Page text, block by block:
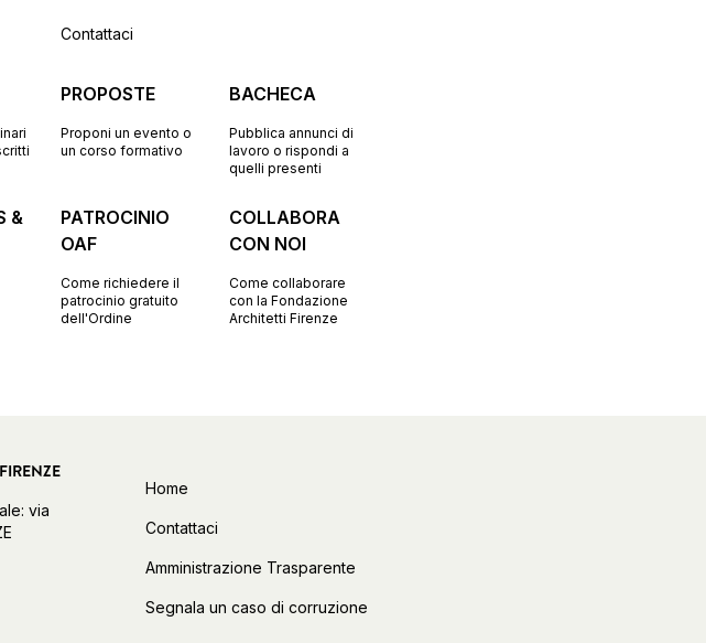
Contattaci
PROPOSTE
Proponi un evento o
un corso formativo
BACHECA
Pubblica annunci di
lavoro o rispondi a
quelli presenti
&
PATROCINIO
OAF
Come richiedere il
patrocinio gratuito
dell'Ordine
COLLABORA
CON NOI
Come collaborare
con la Fondazione
Architetti Firenze
via
Home
Contattaci
Amministrazione Trasparente
Segnala un caso di corruzione